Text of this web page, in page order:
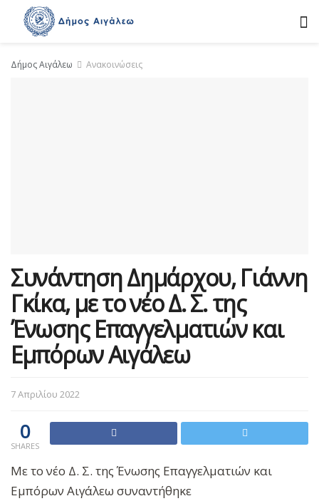
Δήμος Αιγάλεω Ανακοινώσεις
Συνάντηση Δημάρχου, Γιάννη
Γκίκα, με το νέο Δ. Σ. της
Ένωσης Επαγγελματιών και
Εμπόρων Αιγάλεω
7 Απριλίου 2022
0
SHARES
Με το νέο Δ. Σ. της Ένωσης Επαγγελματιών και
Εμπόρων Αιγάλεω συναντήθηκε